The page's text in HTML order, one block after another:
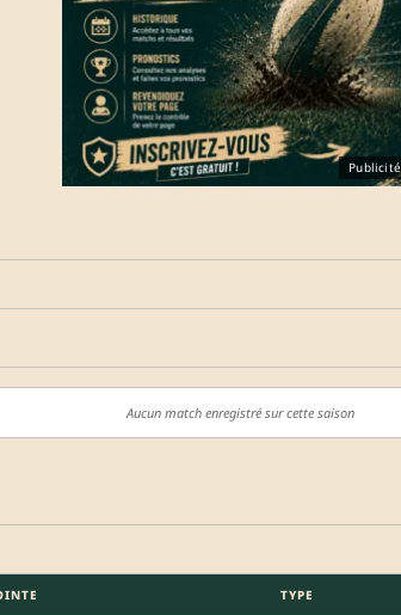
Publicité
Aucun match enregistré sur cette saison
TYPE